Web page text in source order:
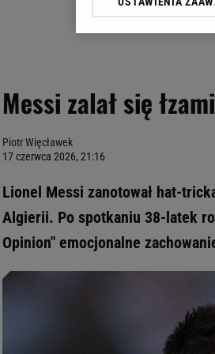
Messi zalał się
Piotr Więcławek
17 czerwca 2026, 21:16
Lionel Messi zanotował hat-
Algierii. Po spotkaniu 38-latek
Opinion" emocjonalne
Klikając „Akceptuję”
Zaufanych Partnerów i
My, nasi Zaufani
Użycie dokładnych
badnie odbiorców i